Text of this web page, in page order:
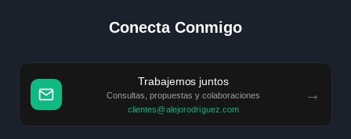
Conecta Conmigo
Trabajemos juntos
Consultas, propuestas y colaboraciones
clientes@alejorodriguez.com
→